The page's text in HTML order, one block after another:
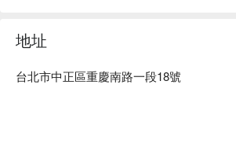
地址
台北市中正區重慶南路一段18號